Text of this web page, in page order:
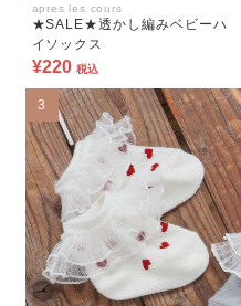
apres les cours
★SALE★透かし編みベビーハ
イソックス
¥220 税込
3